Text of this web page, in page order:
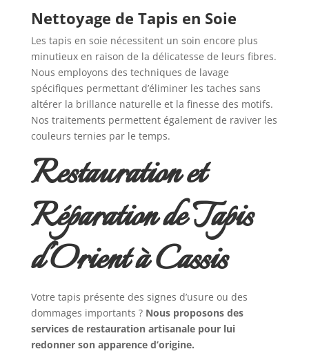
Nettoyage de Tapis en Soie
Les tapis en soie nécessitent un soin encore plus
minutieux en raison de la délicatesse de leurs fibres.
Nous employons des techniques de lavage
spécifiques permettant d’éliminer les taches sans
altérer la brillance naturelle et la finesse des motifs.
Nos traitements permettent également de raviver les
couleurs ternies par le temps.
Restauration et
Réparation de Tapis
d’Orient à Cassis
Votre tapis présente des signes d’usure ou des
dommages importants ? Nous proposons des
services de restauration artisanale pour lui
redonner son apparence d’origine.